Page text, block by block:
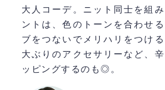
大人コーデ。ニット同士を組
ントは、色のトーンを合わせ
ブをつないでメリハリをつけ
大ぶりのアクセサリーなど、
ッピングするのも◎。